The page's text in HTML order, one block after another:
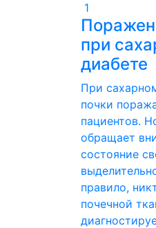
1
при
диабете
При
почки
пациентов.
обращает
состояние
правило,
почечной